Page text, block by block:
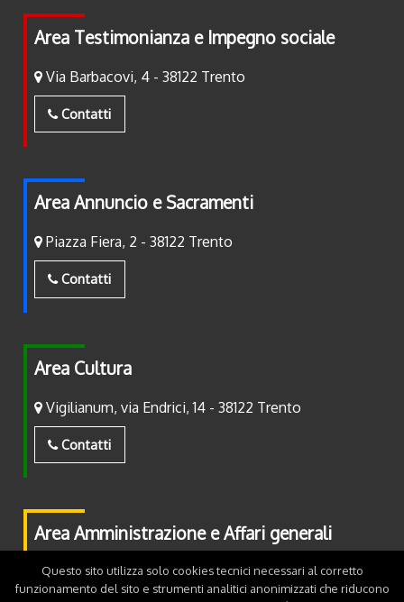
Area Testimonianza e Impegno sociale
Via Barbacovi, 4 - 38122 Trento
Contatti
Area Annuncio e Sacramenti
Piazza Fiera, 2 - 38122 Trento
Contatti
Area Cultura
Vigilianum, via Endrici, 14 - 38122 Trento
Contatti
Area Amministrazione e Affari generali
Piazza Fiera, 2 - 38122 Trento
Questo sito utilizza solo cookies tecnici necessari al corretto
funzionamento del sito e strumenti analitici anonimizzati che riducono